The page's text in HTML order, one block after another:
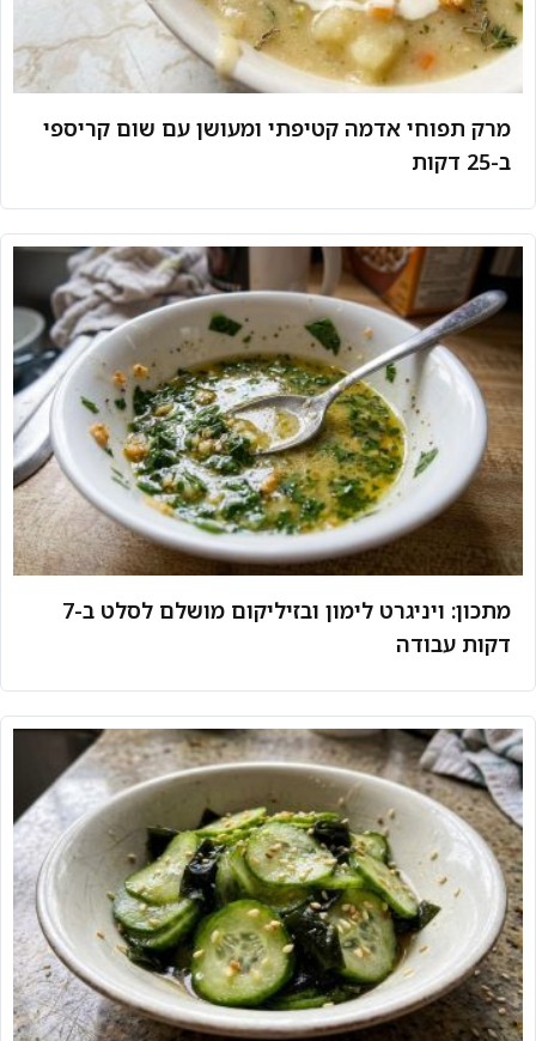
מרק תפוחי אדמה קטיפתי ומעושן עם שום קריספי
ב-25 דקות
מתכון: ויניגרט לימון ובזיליקום מושלם לסלט ב-7
דקות עבודה